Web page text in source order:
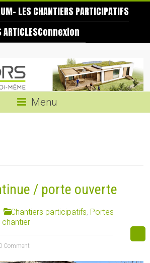
– LES CHANTIERS PARTICIPATIFS
ARTICLESConnexion
Menu
/ porte ouverte
Chantiers participatifs, Portes
chantier
Comment